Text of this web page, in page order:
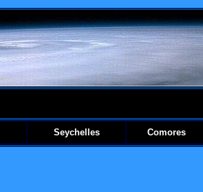
Seychelles Comores